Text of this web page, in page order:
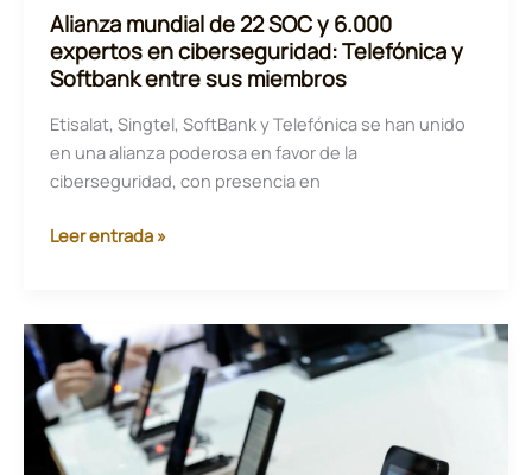
Alianza mundial de 22 SOC y 6.000
expertos en ciberseguridad: Telefónica y
Softbank entre sus miembros
Etisalat, Singtel, SoftBank y Telefónica se han unido
en una alianza poderosa en favor de la
ciberseguridad, con presencia en
Alianza
22
SOC
y
6.000
expertos
en
Leer entrada »